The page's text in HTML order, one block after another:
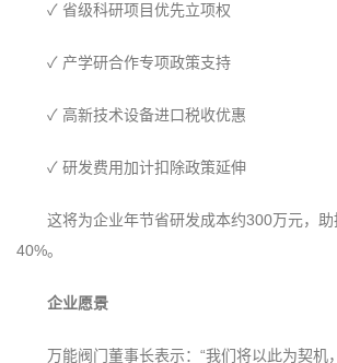
✓ 省级科研项目优先立项权
✓ 产学研合作专项政策支持
✓ 高新技术设备进口税收优惠
✓ 研发费用加计扣除政策延伸
这将为企业年节省研发成本约300万元，
40%。
‌企业愿景‌
万能阀门董事长表示：“我们将以此为契机